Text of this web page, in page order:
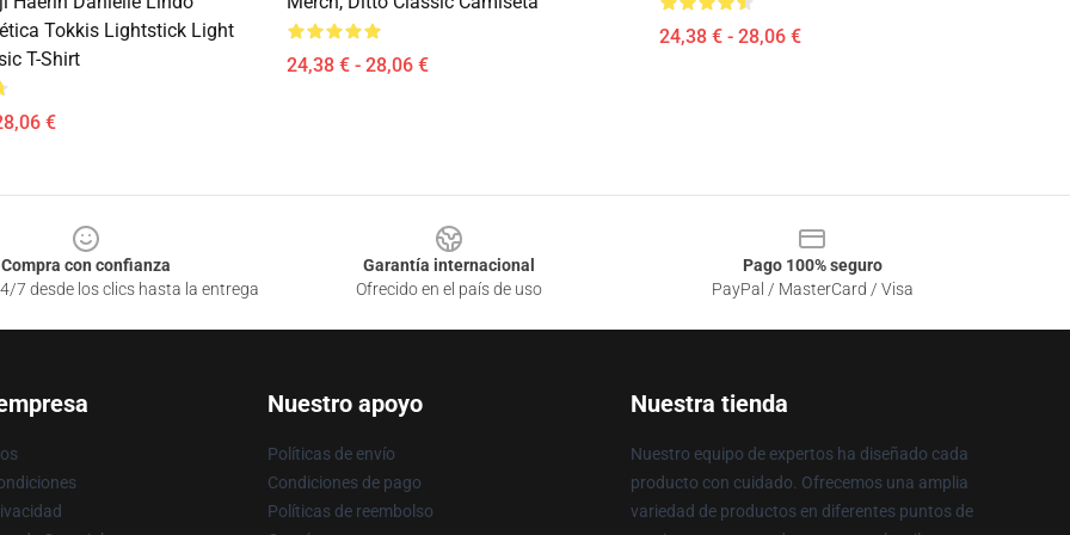
Tokkis Lightstick Light
T-Shirt
€
24,38 € - 28,06 €
24,38 € - 28,06 €
Compra con confianza
7 desde los clics hasta la entrega
Garantía internacional
Ofrecido en el país de uso
Pago 100% seguro
PayPal / MasterCard / Visa
Nuestro apoyo
Políticas de envío
Condiciones de pago
Políticas de reembolso
Nuestra tienda
Nuestro equipo de expertos ha diseñado cada
producto con cuidado. Ofrecemos una amplia
variedad de productos en diferentes puntos de